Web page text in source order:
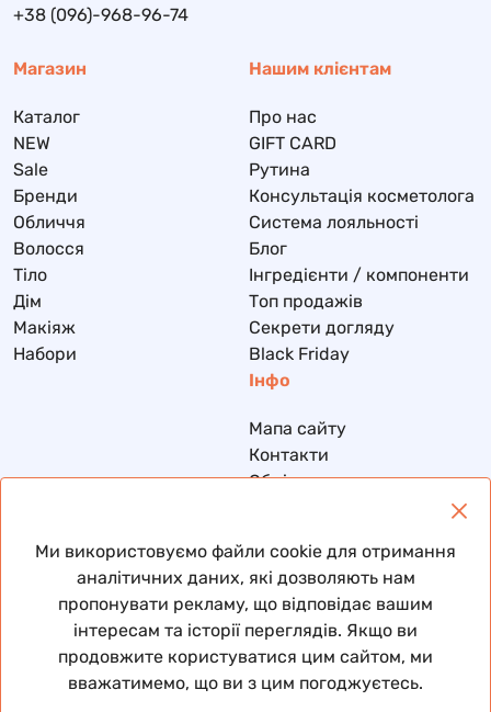
+38 (096)-968-96-74
Магазин
Каталог
NEW
Sale
Бренди
Обличчя
Волосся
Тіло
Дім
Макіяж
Набори
Нашим клієнтам
Про нас
GIFT CARD
Рутина
Консультація косметолога
Система лояльності
Блог
Інгредієнти / компоненти
Топ продажів
Секрети догляду
Black Friday
Інфо
Мапа сайту
Контакти
Обмін та повернення
Договір публічної оферти
© 2026 Всі права захищені
Ми використовуємо файли cookie для отримання
аналітичних даних, які дозволяють нам
пропонувати рекламу, що відповідає вашим
інтересам та історії переглядів. Якщо ви
продовжите користуватися цим сайтом, ми
вважатимемо, що ви з цим погоджуєтесь.